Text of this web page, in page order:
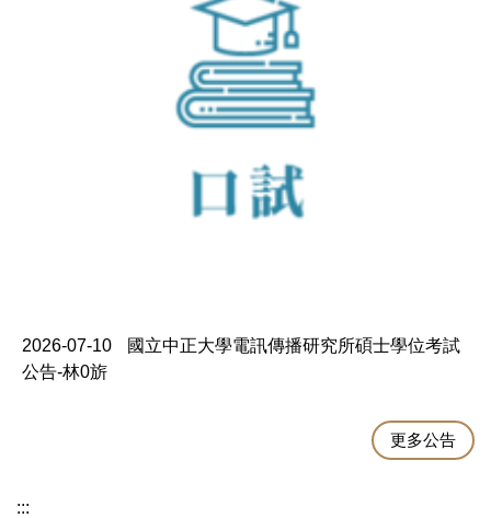
2026-07-10
國立中正大學電訊傳播研究所碩士學位考試
公告-林0旂
更多公告
:::